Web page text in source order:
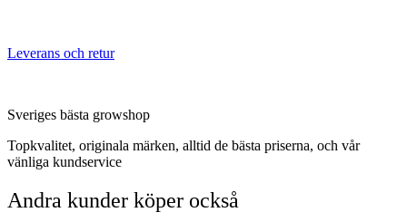
Leverans och retur
Sveriges bästa growshop
Topkvalitet, originala märken, alltid de bästa priserna, och vår
vänliga kundservice
Andra kunder köper också